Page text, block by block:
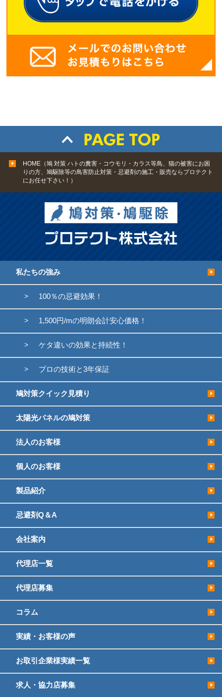
HOME（鳩 対策 ハトの糞害・コウモリ・カラス等鳥、猫の被害にお困
りの方、鳩駆除等の鳥害防止対策・忌避剤の施工・販売ならプロテクト
にお任せ下さい！）
私たちの強み
100％の忌避効果！
1,500円/mの明朗会計安心価格！
ケタ違いの効果と持続性！
プロの技術と3年保証
鳩対策クイック見積り
太陽光パネルの鳩対策
法人のお客様
個人のお客様
製品紹介
忌避剤Q＆A
会社案内
代理店一覧
代理店募集
コラム
実績・お客様の声
お取引企業様実績一覧
求人・協力店募集